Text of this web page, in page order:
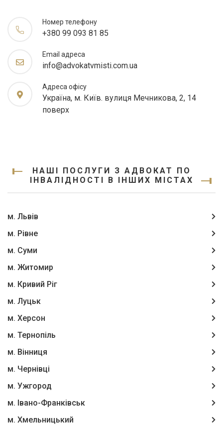
Номер телефону
+380 99 093 81 85
Email адреса
info@advokatvmisti.com.ua
Адреса офісу
Україна, м. Київ. вулиця Мечникова, 2, 14
поверх
НАШІ ПОСЛУГИ З АДВОКАТ ПО
ІНВАЛІДНОСТІ В ІНШИХ МІСТАХ
м. Львів
м. Рівне
м. Суми
м. Житомир
м. Кривий Ріг
м. Луцьк
м. Херсон
м. Тернопіль
м. Вінниця
м. Чернівці
м. Ужгород
м. Івано-Франківськ
м. Хмельницький